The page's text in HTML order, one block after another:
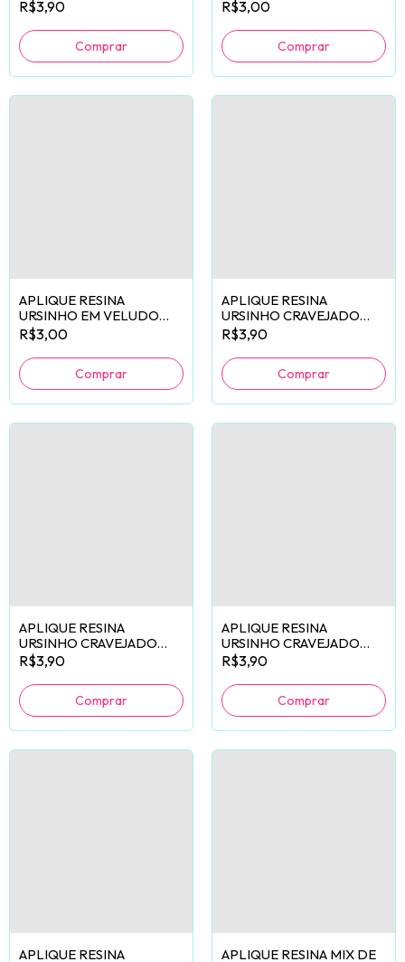
VERDE BANDEIRA - 2
UNIDADES
R$3,90
CREME - 2 UNIDADES
R$3,00
APLIQUE RESINA
URSINHO EM VELUDO
VERMELHO - 2
UNIDADES
R$3,00
APLIQUE RESINA
URSINHO CRAVEJADO
LILÁS - 2 UNIDADES
R$3,90
APLIQUE RESINA
URSINHO CRAVEJADO
ROSA BEBÊ - 2 UNIDADES
R$3,90
APLIQUE RESINA
URSINHO CRAVEJADO
VERMELHO - 2
UNIDADES
R$3,90
APLIQUE RESINA
APLIQUE RESINA MIX DE